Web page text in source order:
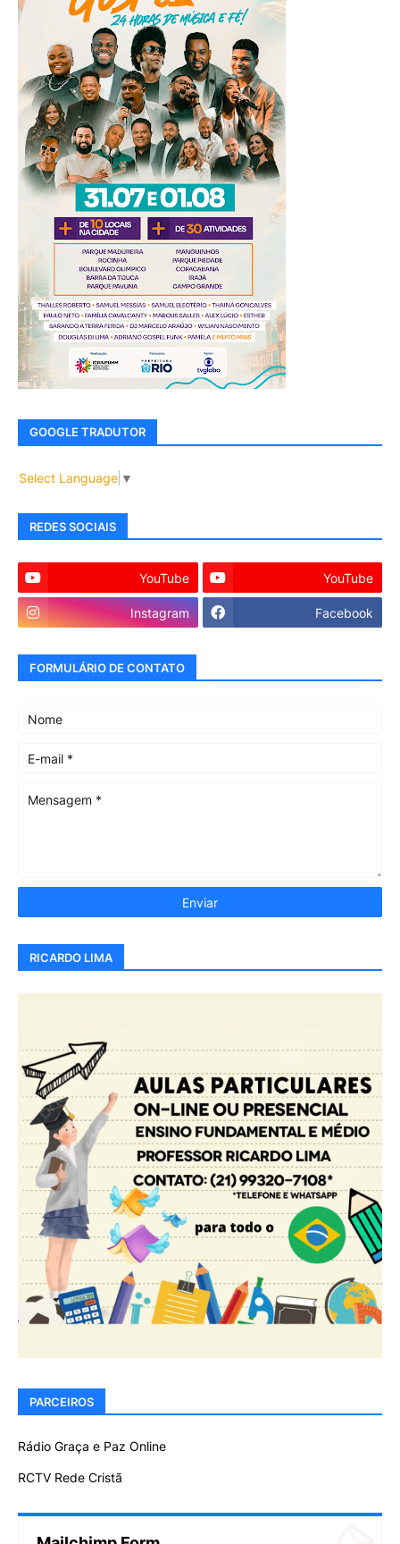
GOOGLE TRADUTOR
Select Language ▼
REDES SOCIAIS
YouTube YouTube
Instagram Facebook
FORMULÁRIO DE CONTATO
RICARDO LIMA
PARCEIROS
Rádio Graça e Paz Online
RCTV Rede Cristã